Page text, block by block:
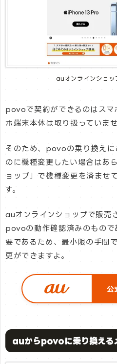
auオンラインショッ
povoで契約ができるのはスマ
ホ端末本体は取り扱っていませ
そのため、povoの乗り換えに
のに機種変更したい場合はあ
ョップ」で機種変更を済ませ
す。
auオンラインショップで販売
povoの動作確認済みのもの
要であるため、最小限の手間
更ができますよ。
公
auからpovoに乗り換える